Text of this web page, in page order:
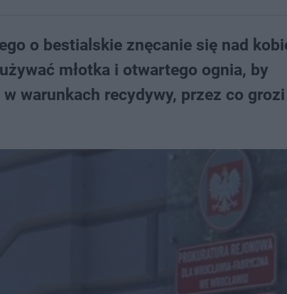
o bestialskie znęcanie się nad
młotka i otwartego ognia, by
warunkach recydywy, przez co